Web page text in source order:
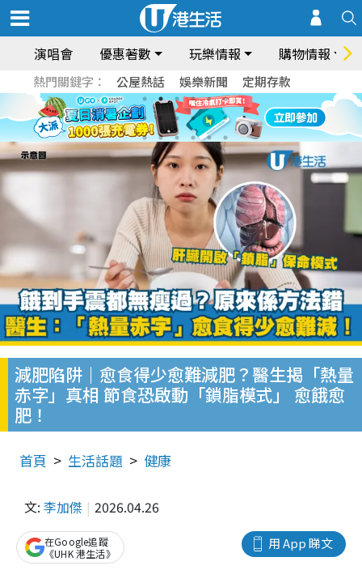
演唱會 優惠著數 玩樂情報 購物情報
熱門關鍵字： 公屋熱話 娛樂新聞 定期存款
減肥陷阱｜愈食得少愈難減肥？醫生揭「熱量
赤字」真相 節食恐啟動「鎖脂模式」 愈餓愈
肥！
首頁 生活話題 健康
文: 李加傑 2026.04.26
用 App 睇文
在Google追蹤
《UHK 港生活》